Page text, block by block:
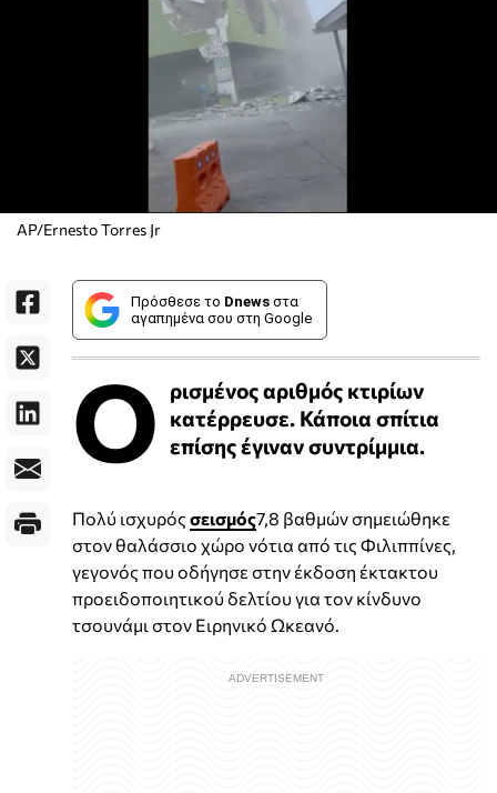
AP/Ernesto Torres Jr
Πρόσθεσε το Dnews στα
αγαπημένα σου στη Google
Ο ρισμένος αριθμός κτιρίων
κατέρρευσε. Κάποια σπίτια
επίσης έγιναν συντρίμμια.
Πολύ ισχυρός σεισμός7,8 βαθμών σημειώθηκε
στον θαλάσσιο χώρο νότια από τις Φιλιππίνες,
γεγονός που οδήγησε στην έκδοση έκτακτου
προειδοποιητικού δελτίου για τον κίνδυνο
τσουνάμι στον Ειρηνικό Ωκεανό.